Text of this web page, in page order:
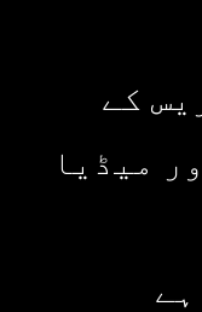
کے
میڈیا
ہے